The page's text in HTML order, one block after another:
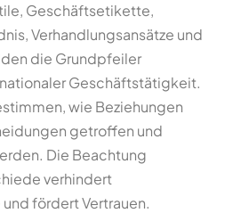
Geschäftsetikette,
Verhandlungsansätze und
die Grundpfeiler
Geschäftstätigkeit.
wie Beziehungen
getroffen und
Die Beachtung
verhindert
fördert Vertrauen.